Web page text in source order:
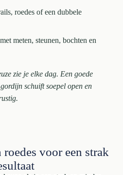
roedes of een dubbele
meten, steunen, bochten en
zie je elke dag. Een goede
schuift soepel open en
voor een strak